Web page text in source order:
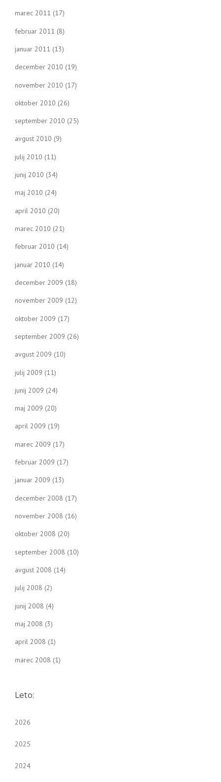
marec 2011 (17)
februar 2011 (8)
januar 2011 (13)
december 2010 (19)
november 2010 (17)
oktober 2010 (26)
september 2010 (25)
avgust 2010 (9)
julij 2010 (11)
junij 2010 (34)
maj 2010 (24)
april 2010 (20)
marec 2010 (21)
februar 2010 (14)
januar 2010 (14)
december 2009 (18)
november 2009 (12)
oktober 2009 (17)
september 2009 (26)
avgust 2009 (10)
julij 2009 (11)
junij 2009 (24)
maj 2009 (20)
april 2009 (19)
marec 2009 (17)
februar 2009 (17)
januar 2009 (13)
december 2008 (17)
november 2008 (16)
oktober 2008 (20)
september 2008 (10)
avgust 2008 (14)
julij 2008 (2)
junij 2008 (4)
maj 2008 (3)
april 2008 (1)
marec 2008 (1)
Leto:
2026
2025
2024